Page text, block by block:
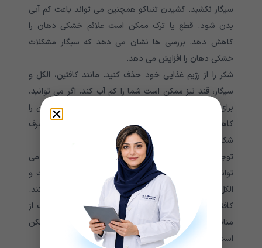
سیگار نکشید. کشیدن تنباکو همچنین می تواند باعث کم آبی
بدن شود. قطع یا ترک ممکن است علائم خشکی دهان را
کاهش دهد. بررسی ها نشان می دهد که سیگار مشکلات
خشکی دهان را افزایش می دهد.
شکر را از رژیم غذایی خود حذف کنید. مانند کافئین، الکل و
سیگار، قند نیز ممکن است شما را کم آب کند. اگر می توانید،
برای کاهش مشکلات خشکی دهان، مصرف غذاهای شیرین را
کاهش دهید. در این مطالعه در سال 2015 ، اجتناب از مصرف
شکر، به ویژه نوشیدنی های حاوی قند توصیه شد.
توجه داشته باشید که مصرف موادی مانند تنباکو و الکل می
تواند باعث خشکی دهان شود. اجتناب از مصرف دخانیات و
الکل ممکن است در برخی موارد از خشکی دهان جلوگیری کند.
کافئین همچنین ممکن است دهان را خشک کند. اجتناب از
منابع کافئین مانند قهوه، چای و نوشیدنی های انرژی زا ممکن
است از خشکی جلوگیری کند.